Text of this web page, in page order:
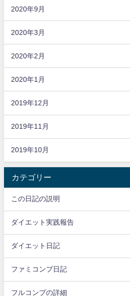
2020年9月
2020年3月
2020年2月
2020年1月
2019年12月
2019年11月
2019年10月
カテゴリー
この日記の説明
ダイエット実践報告
ダイエット日記
ファミコンプ日記
フルコンプの詳細